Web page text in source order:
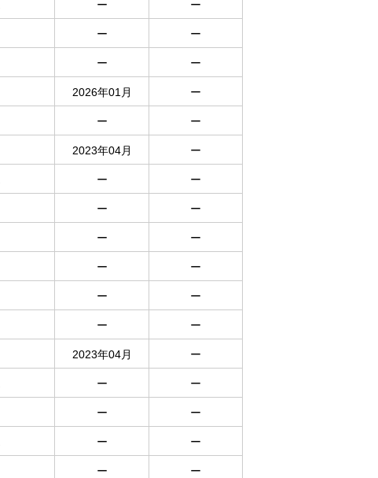
ー ー
ー ー
ー ー
2026年01月 ー
ー ー
2023年04月 ー
ー ー
ー ー
ー ー
ー ー
ー ー
ー ー
2023年04月 ー
ー ー
ー ー
ー ー
ー ー